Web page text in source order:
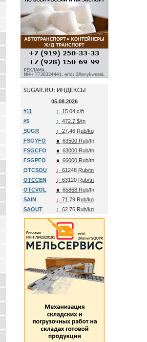
SUGAR.RU: ИНДЕКСЫ
05.08.2026
#11
↑
15.04 c/ft
#5
↑
472.7 $/tn
SUGR
↑
27.46 Rub/kg
FSGYFO
∎ 63500 Rub/tn
FSGCFO
∎ 63000 Rub/tn
FSGPFO
∎ 66000 Rub/tn
OTCSOU
↓
61248 Rub/tn
OTCCEN
↓
63120 Rub/tn
OTCVOL
∎ 65868 Rub/tn
SAIN
↓
71.79 Rub/kg
SAOUT
↑ 62.76 Rub/kg